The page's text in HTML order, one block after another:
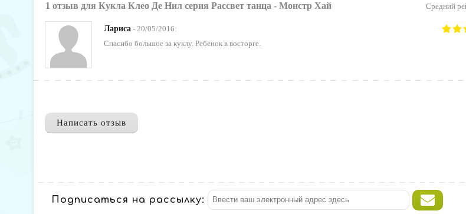
1 отзыв для Кукла Клео Де Нил серия Рассвет танца - Монстр Хай Средний
Лариса - 20/05/2016:
Спасибо большое за куклу. Ребенок в восторге.
Написать отзыв
Подписаться на рассылку: